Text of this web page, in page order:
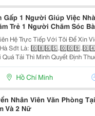
Gấp 1 Người Giúp Việc
Trẻ 1 Người Chăm Sóc
Hệ Trực Tiếp Với Tôi Để Xin
Sđt Là:
Quá Tải Thì Mình Quyết Định
Việc Cho Nhà Mình. Mục
Việc Để Đạt Hiệu Quả Cao Giúp...
Hồ Chí Minh
Nhân Viên Văn Phòng
Và 2 Nữ